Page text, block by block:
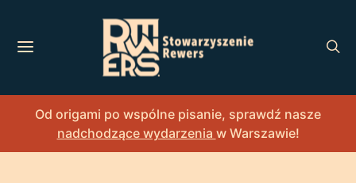
Od origami po wspólne pisanie, sprawdź nasze
nadchodzące wydarzenia w Warszawie!